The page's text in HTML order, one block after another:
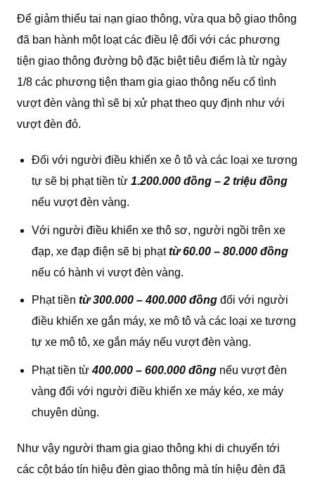
Để giảm thiểu tai nạn giao thông, vừa qua bộ giao thông
đã ban hành một loạt các điều lệ đối với các phương
tiện giao thông đường bộ đặc biệt tiêu điểm là từ ngày
1/8 các phương tiện tham gia giao thông nếu cố tình
vượt đèn vàng thì sẽ bị xử phạt theo quy định như với
vượt đèn đỏ.
Đối với người điều khiển xe ô tô và các loại xe tương
tự sẽ bị phạt tiền từ 1.200.000 đồng – 2 triệu đồng
nếu vượt đèn vàng.
Với người điều khiển xe thô sơ, người ngồi trên xe
đạp, xe đạp điện sẽ bị phạttừ 60.00 – 80.000 đồng
nếu có hành vi vượt đèn vàng.
Phạt tiền từ 300.000 – 400.000 đồngđối với người
điều khiển xe gắn máy, xe mô tô và các loại xe tương
tự xe mô tô, xe gắn máy nếu vượt đèn vàng.
Phạt tiền từ400.000 – 600.000 đồngnếu vượt đèn
vàng đối với người điều khiển xe máy kéo, xe máy
chuyên dùng.
Như vậy người tham gia giao thông khi di chuyển tới
các cột báo tín hiệu đèn giao thông mà tín hiệu đèn đã